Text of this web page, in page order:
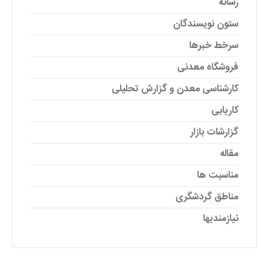
ستون نویسندگان
سرخط خبرها
فروشگاه معدنی
کارشناسی معدن و گزارش تحلیلی
کاریابی
گزارشات بازار
مقاله
مناسبت ها
مناطق گردشگری
نیازمندیها